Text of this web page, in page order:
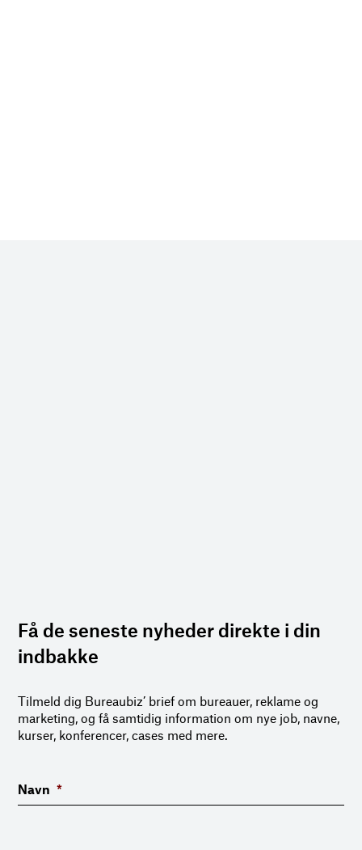
Få de seneste nyheder direkte i din
indbakke
Tilmeld dig Bureaubiz’ brief om bureauer, reklame og
marketing, og få samtidig information om nye job, navne,
kurser, konferencer, cases med mere.
Navn *